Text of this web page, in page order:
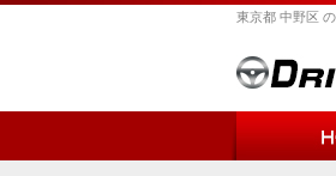
東京都 中野区